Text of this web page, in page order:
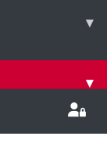
▾
▾